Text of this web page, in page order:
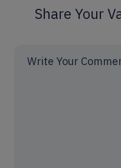
Share Your